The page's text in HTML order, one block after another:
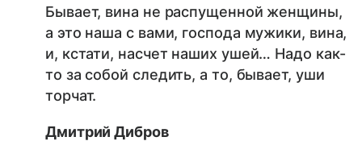
Бывает, вина не распущенной женщины,
а это наша с вами, господа мужики, вина,
и, кстати, насчет наших ушей… Надо как-
то за собой следить, а то, бывает, уши
торчат.
Дмитрий Дибров